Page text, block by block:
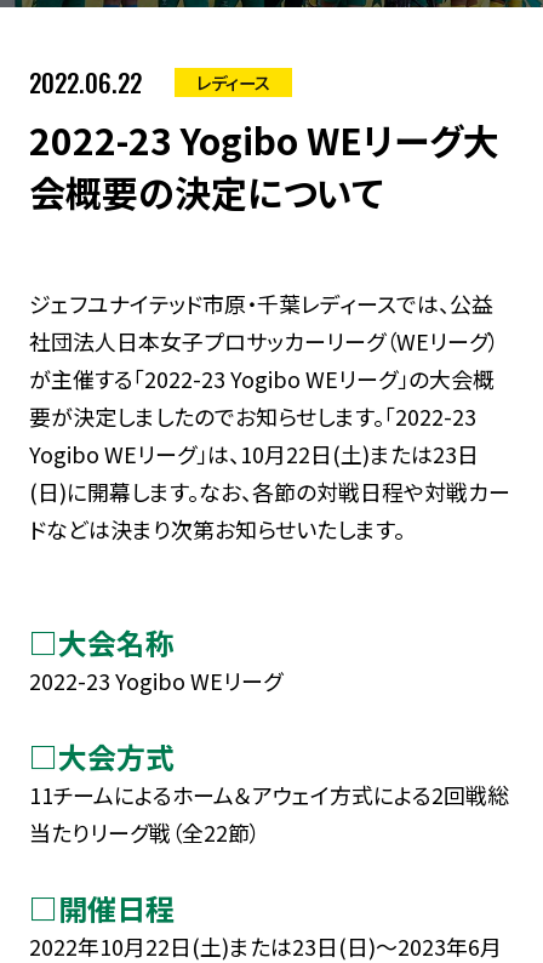
2022.06.22 レディース
2022-23 Yogibo WEリーグ大
会概要の決定について
ジェフユナイテッド市原・千葉レディースでは、公益
社団法人日本女子プロサッカーリーグ（WEリーグ）
が主催する「2022-23 Yogibo WEリーグ」の大会概
要が決定しましたのでお知らせします。「2022-23
Yogibo WEリーグ」は、10月22日(土)または23日
(日)に開幕します。なお、各節の対戦日程や対戦カー
ドなどは決まり次第お知らせいたします。
□大会名称
2022-23 Yogibo WEリーグ
□大会方式
11チームによるホーム＆アウェイ方式による2回戦総
当たりリーグ戦（全22節）
□開催日程
2022年10月22日(土)または23日(日)～2023年6月